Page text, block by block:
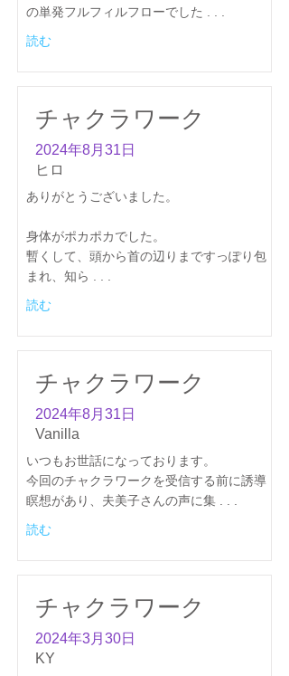
の単発フルフィルフローでした . . .
読む
チャクラワーク
2024年8月31日
ヒロ
ありがとうございました。
身体がポカポカでした。
暫くして、頭から首の辺りまですっぽり包
まれ、知ら . . .
読む
チャクラワーク
2024年8月31日
Vanilla
いつもお世話になっております。
今回のチャクラワークを受信する前に誘導
瞑想があり、夫美子さんの声に集 . . .
読む
チャクラワーク
2024年3月30日
KY